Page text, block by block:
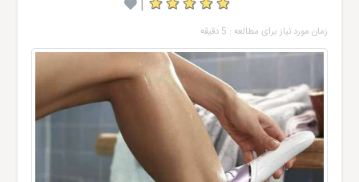
|
زمان مورد نیاز برای مطالعه : 5 دقیقه